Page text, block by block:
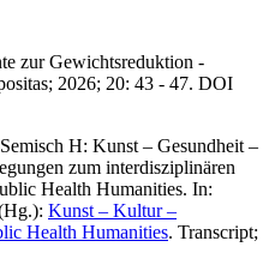
zur Gewichtsreduktion -
2026; 20: 43 - 47. DOI
H: Kunst – Gesundheit –
zum interdisziplinären
Health Humanities. In:
Kunst – Kultur –
Health Humanities. Transcript;